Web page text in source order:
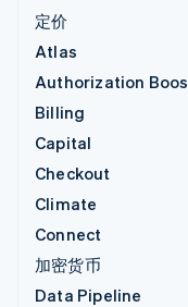
定价
Atlas
Authorization
Billing
Capital
Checkout
Climate
Connect
加密货币
Data Pipeline